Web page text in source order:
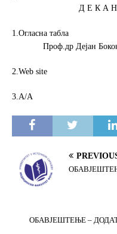
Д Е К А Н
Проф.др Дејан
2.Web site
3.А/А
ОБАВЈЕШТЕЊЕ –